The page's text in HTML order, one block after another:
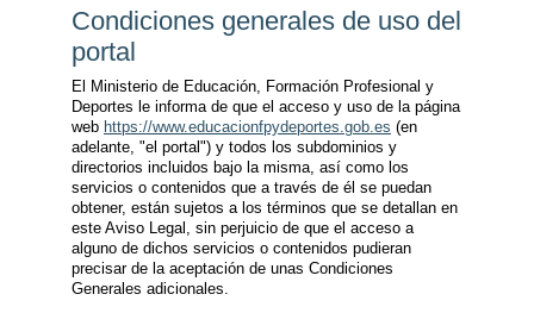
Condiciones generales de uso del
portal
El Ministerio de Educación, Formación Profesional y
Deportes le informa de que el acceso y uso de la página
web https://www.educacionfpydeportes.gob.es (en
adelante, "el portal") y todos los subdominios y
directorios incluidos bajo la misma, así como los
servicios o contenidos que a través de él se puedan
obtener, están sujetos a los términos que se detallan en
este Aviso Legal, sin perjuicio de que el acceso a
alguno de dichos servicios o contenidos pudieran
precisar de la aceptación de unas Condiciones
Generales adicionales.